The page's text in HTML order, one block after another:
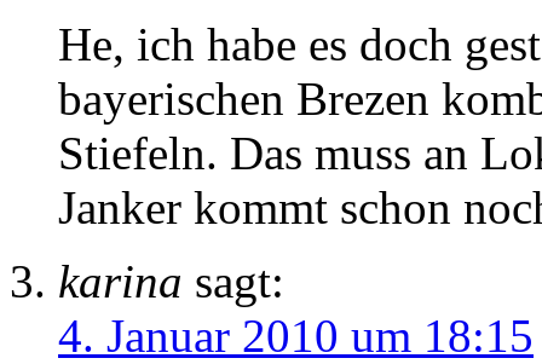
He, ich habe es doch
bayerischen Brezen
Stiefeln. Das muss an
Janker kommt schon
karina sagt:
4. Januar 2010 um 18:15